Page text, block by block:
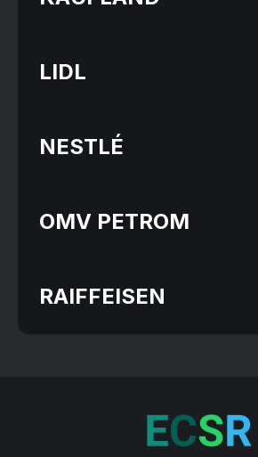
LIDL
NESTLÉ
OMV PETROM
RAIFFEISEN